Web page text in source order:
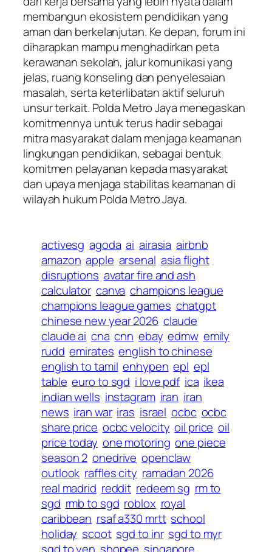
membangun ekosistem pendidikan yang
aman dan berkelanjutan. Ke depan, forum ini
diharapkan mampu menghadirkan peta
kerawanan sekolah, jalur komunikasi yang
jelas, ruang konseling dan penyelesaian
masalah, serta keterlibatan aktif seluruh
unsur terkait. Polda Metro Jaya menegaskan
komitmennya untuk terus hadir sebagai
mitra masyarakat dalam menjaga keamanan
lingkungan pendidikan, sebagai bentuk
komitmen pelayanan kepada masyarakat
dan upaya menjaga stabilitas keamanan di
wilayah hukum Polda Metro Jaya.
activesg agoda ai airasia airbnb
amazon apple arsenal asia flight
disruptions avatar fire and ash
calculator canva champions league
champions league games chatgpt
chinese new year 2026 claude
claude ai cna cnn ebay edmw emily
rudd emirates english to chinese
english to tamil enhypen epl epl
table euro to sgd i love pdf ica ikea
indian wells instagram iran iran
news iran war iras israel ocbc ocbc
share price ocbc velocity oil price oil
price today one motoring one piece
season 2 onedrive openclaw
outlook raffles city ramadan 2026
real madrid reddit redeem sg rm to
sgd rmb to sgd roblox royal
caribbean rsaf a330 mrtt school
holiday scoot sgd to inr sgd to myr